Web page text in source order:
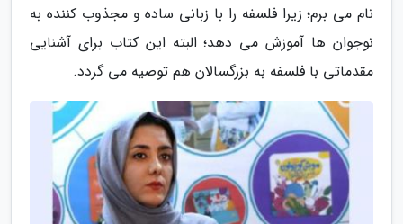
نام می برم؛ زیرا فلسفه را با زبانی ساده و مجذوب کننده به
نوجوان ها آموزش می دهد؛ البته این کتاب برای آشنایی
مقدماتی با فلسفه به بزرگسالان هم توصیه می گردد.